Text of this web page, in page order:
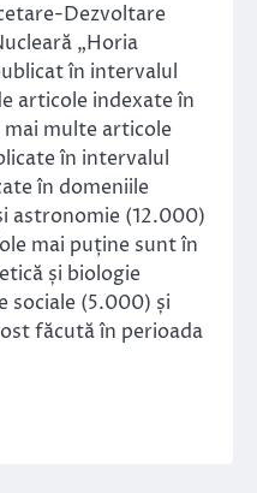
Dezvoltare
„Horia
în intervalul
articole indexate în
mai multe articole
în intervalul
în domeniile
astronomie (12.000)
mai puține sunt în
și biologie
sociale (5.000) și
făcută în perioada